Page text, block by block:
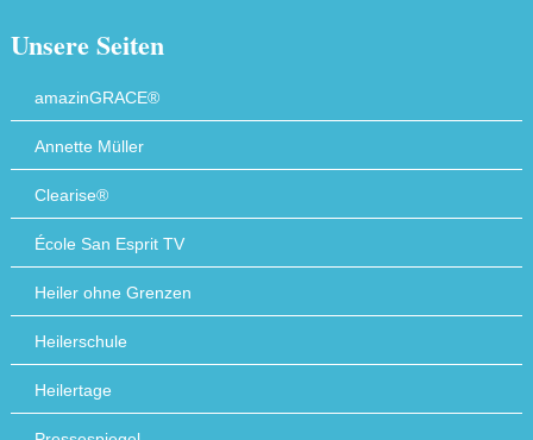
Unsere Seiten
amazinGRACE®
Annette Müller
Clearise®
École San Esprit TV
Heiler ohne Grenzen
Heilerschule
Heilertage